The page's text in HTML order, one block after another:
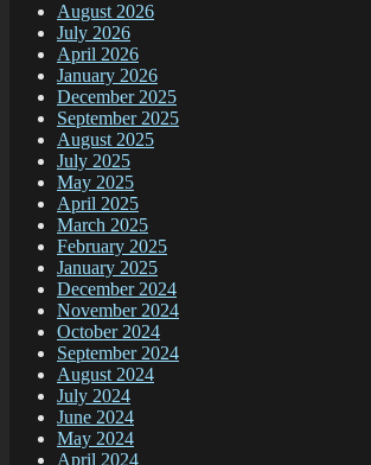
August 2026
July 2026
April 2026
January 2026
December 2025
September 2025
August 2025
July 2025
May 2025
April 2025
March 2025
February 2025
January 2025
December 2024
November 2024
October 2024
September 2024
August 2024
July 2024
June 2024
May 2024
April 2024